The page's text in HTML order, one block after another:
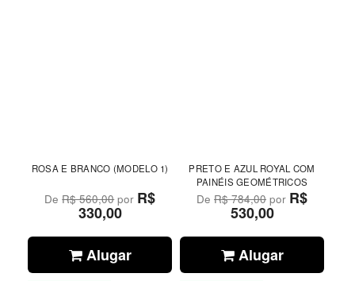
ROSA E BRANCO (MODELO 1)
DeR$ 560,00por R$
330,00
Alugar
PRETO E AZUL ROYAL COM
PAINÉIS GEOMÉTRICOS
DeR$ 784,00 por R$
530,00
Alugar